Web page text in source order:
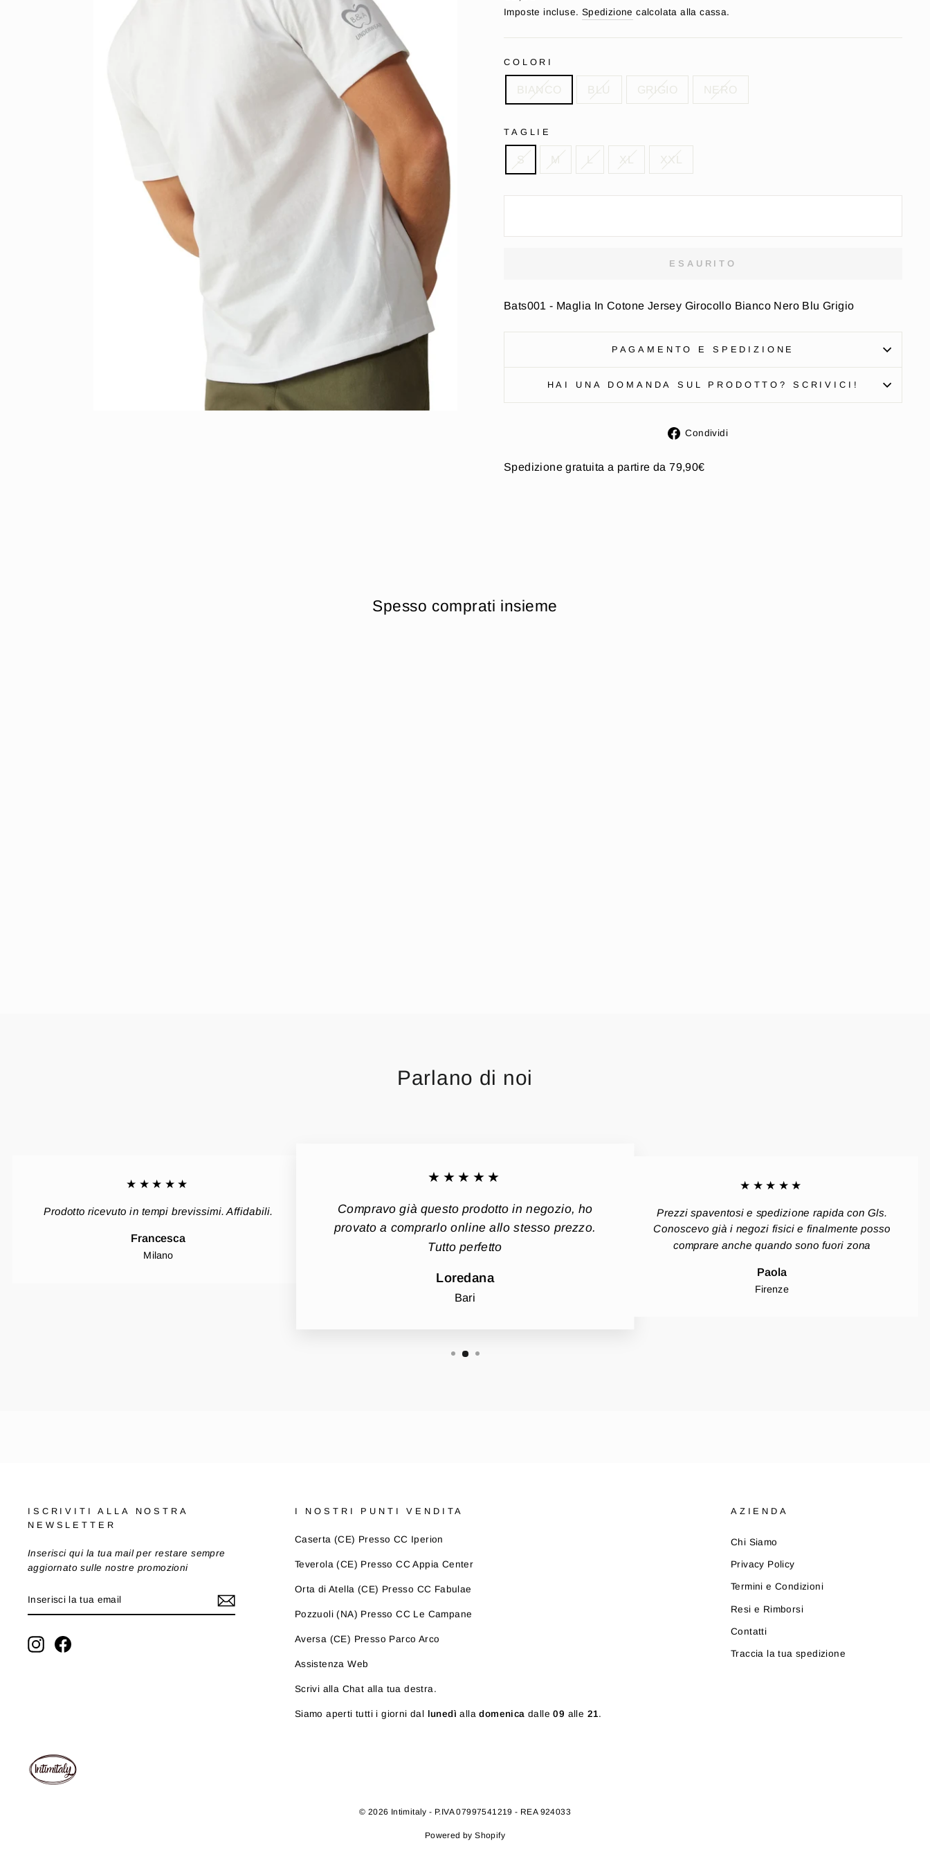
di
Imposte incluse. Spedizione calcolata alla cassa.
COLORI
BIANCO BLU GRIGIO NERO
TAGLIE
S M L XL XXL
ESAURITO
Bats001 - Maglia In Cotone Jersey Girocollo Bianco Nero Blu Grigio
PAGAMENTO E SPEDIZIONE
HAI UNA DOMANDA SUL PRODOTTO? SCRIVICI!
Condividi
Spedizione gratuita a partire da 79,90€
Spesso comprati insieme
Parlano di noi
★★★★★
Prodotto ricevuto in tempi brevissimi. Affidabili.
Francesca
Milano
★★★★★
Compravo già questo prodotto in negozio, ho
provato a comprarlo online allo stesso prezzo.
Tutto perfetto
Loredana
Bari
★★★★★
Prezzi spaventosi e spedizione rapida con Gls.
Conoscevo già i negozi fisici e finalmente posso
comprare anche quando sono fuori zona
Paola
Firenze
ISCRIVITI ALLA NOSTRA
NEWSLETTER
Inserisci qui la tua mail per restare sempre
aggiornato sulle nostre promozioni
LA
TUA
InstagramFacebook
I NOSTRI PUNTI VENDITA
Caserta (CE) Presso CC Iperion
Teverola (CE) Presso CC Appia Center
Orta di Atella (CE) Presso CC Fabulae
Pozzuoli (NA) Presso CC Le Campane
Aversa (CE) Presso Parco Arco
Assistenza Web
Scrivi alla Chat alla tua destra.
Siamo aperti tutti i giorni dal lunedìalladomenica dalle09 alle 21.
AZIENDA
Chi Siamo
Privacy Policy
Termini e Condizioni
Resi e Rimborsi
Contatti
Traccia la tua spedizione
© 2026 Intimitaly - P.IVA 07997541219 - REA 924033
Powered by Shopify